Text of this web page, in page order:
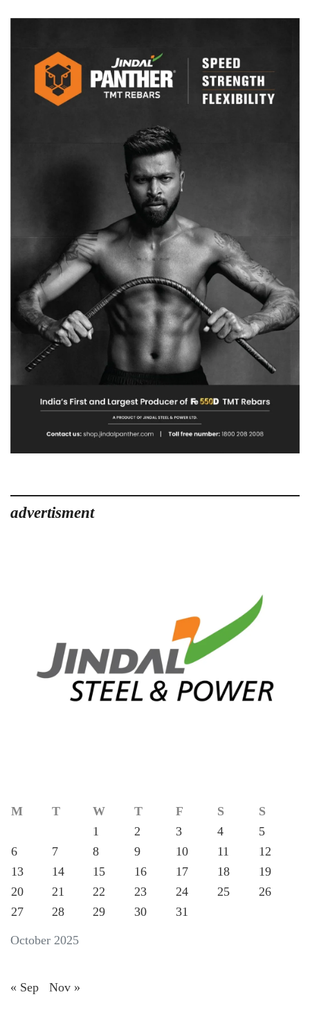
advertisment
October 2025
M T W T F S
S
1
2 3 4
5
6
7 8 9 10 11
12
13
14 15 16 17 18
19
20
21 22 23 24 25
26
27
28 29 30 31
« Sep Nov »